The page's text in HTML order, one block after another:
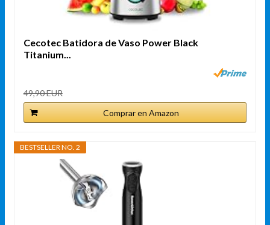
Cecotec Batidora de Vaso Power Black
Titanium...
49,90 EUR
Comprar en Amazon
BESTSELLER NO. 2